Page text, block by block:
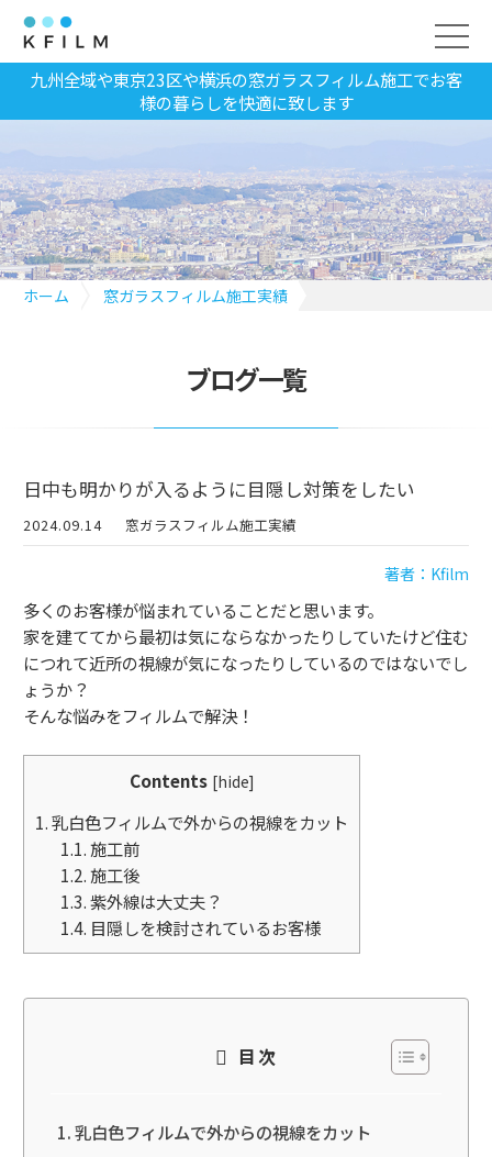
九州全域や東京23区や横浜の窓ガラスフィルム施工でお客
様の暮らしを快適に致します
ホーム
窓ガラスフィルム施工実績
ブログ一覧
日中も明かりが入るように目隠し対策をしたい
2024.09.14 窓ガラスフィルム施工実績
著者：Kfilm
多くのお客様が悩まれていることだと思います。
家を建ててから最初は気にならなかったりしていたけど住む
につれて近所の視線が気になったりしているのではないでし
ょうか？
そんな悩みをフィルムで解決！
Contents [hide]
1.乳白色フィルムで外からの視線をカット
1.1.施工前
1.2.施工後
1.3.紫外線は大丈夫？
1.4. 目隠しを検討されているお客様
目次
乳白色フィルムで外からの視線をカット